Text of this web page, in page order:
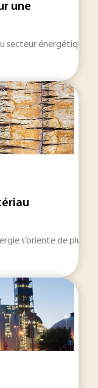
une
secteur énergétique à
s’oriente de plus